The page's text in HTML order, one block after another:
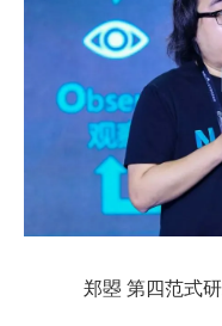
郑曌 第四范式